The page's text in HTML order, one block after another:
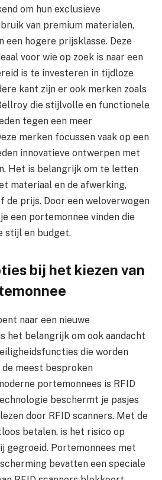
om hun exclusieve
van premium materialen,
een hogere prijsklasse. Deze
voor wie op zoek is naar een
is te investeren in tijdloze
kant zijn er ook merken zoals
die stijlvolle en functionele
tegen een meer
merken focussen vaak op een
innovatieve ontwerpen met
Het is belangrijk om te letten
materiaal en de afwerking,
de prijs. Door een weloverwogen
een portemonnee vinden die
stijl en budget.
bij het kiezen van
naar een nieuwe
het belangrijk om ook aandacht
die worden
de meest besproken
portemonnees is RFID
beschermt je pasjes
door RFID scanners. Met de
betalen, is het risico op
gegroeid. Portemonnees met
bevatten een speciale